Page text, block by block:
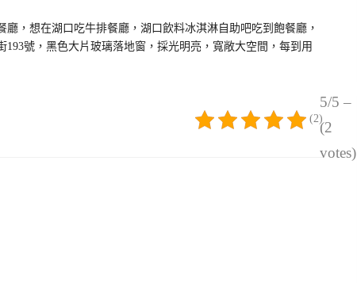
，想在湖口吃牛排餐廳，湖口飲料冰淇淋自助吧吃到飽餐廳，
號，黑色大片玻璃落地窗，採光明亮，寬敞大空間，每到用
5/5 –
(2
votes)
(2)